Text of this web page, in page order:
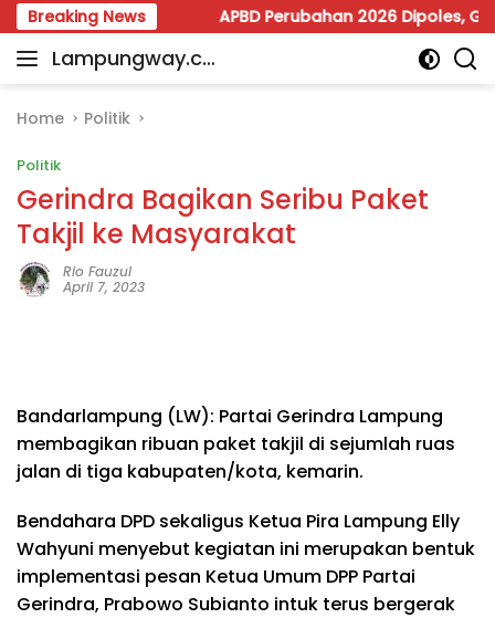
Skip
to
content
Breaking NewsAPBD Perubahan 2026 Dipoles, Giri Pastikan
Lampungway.co
Portal
Daerah
Terpercaya
dan
Terupdate
Home Politik
Politik
Gerindra Bagikan Seribu Paket
Takjil ke Masyarakat
Rio Fauzul
April 7, 2023
Bandarlampung (LW): Partai Gerindra Lampung
membagikan ribuan paket takjil di sejumlah ruas
jalan di tiga kabupaten/kota, kemarin.
Bendahara DPD sekaligus Ketua Pira Lampung Elly
Wahyuni menyebut kegiatan ini merupakan bentuk
implementasi pesan Ketua Umum DPP Partai
Gerindra, Prabowo Subianto intuk terus bergerak